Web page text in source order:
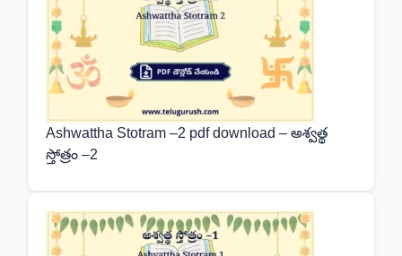
Ashwattha Stotram –2 pdf download – అశ్వత్థ
స్తోత్రం –2